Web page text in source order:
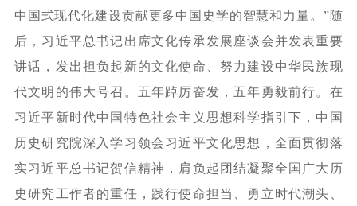
中国式现代化建设贡献更多中国史学的智慧和力量。”随
后，习近平总书记出席文化传承发展座谈会并发表重要
讲话，发出担负起新的文化使命、努力建设中华民族现
代文明的伟大号召。五年踔厉奋发，五年勇毅前行。在
习近平新时代中国特色社会主义思想科学指引下，中国
历史研究院深入学习领会习近平文化思想，全面贯彻落
实习近平总书记贺信精神，肩负起团结凝聚全国广大历
史研究工作者的重任，践行使命担当、勇立时代潮头、